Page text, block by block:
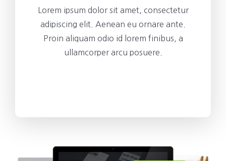
Lorem ipsum dolor sit amet, consectetur
adipiscing elit. Aenean eu ornare ante.
Proin aliquam odio id lorem finibus, a
ullamcorper arcu posuere.